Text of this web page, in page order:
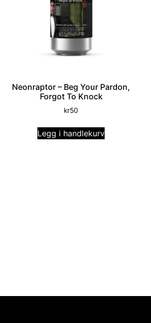
Neonraptor – Beg Your Pardon,
Forgot To Knock
kr50
Legg i handlekurv